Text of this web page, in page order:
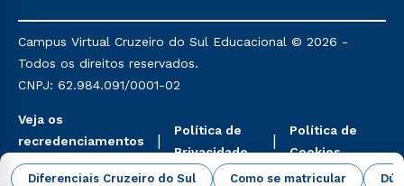
Diferenciais Cruzeiro do Sul Como se matricular
mencionadas são referentes aos cursos: Ensino
Religioso, Geografia para a Docência e Metodologia
do Ensino de História: Questões Atuais.
Campus Virtual Cruzeiro do Sul Educacional © 2026 -
Todos os direitos reservados.
CNPJ: 62.984.091/0001-02
Veja os
recredenciamentos
aqui
Política de
Privacidade
Política de
Cookies